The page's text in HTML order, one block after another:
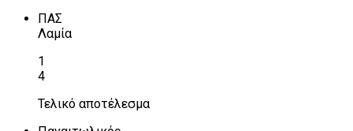
ΠΑΣ
Λαμία
1
4
Τελικό αποτέλεσμα